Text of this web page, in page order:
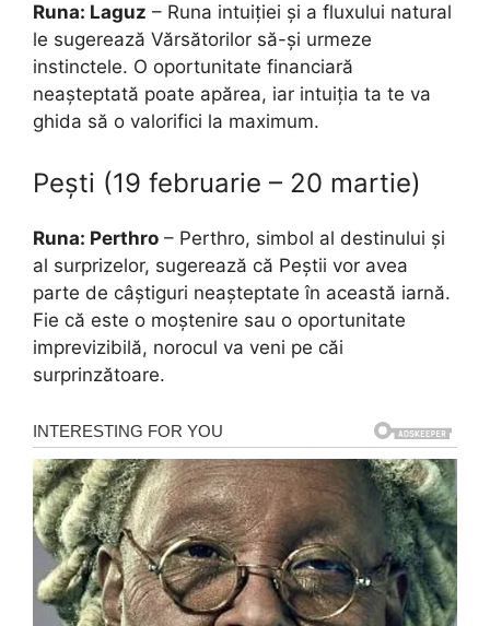
Runa: Laguz – Runa intuiției și a fluxului natural
le sugerează Vărsătorilor să-și urmeze
instinctele. O oportunitate financiară
neașteptată poate apărea, iar intuiția ta te va
ghida să o valorifici la maximum.
Pești (19 februarie – 20 martie)
Runa: Perthro – Perthro, simbol al destinului și
al surprizelor, sugerează că Peștii vor avea
parte de câștiguri neașteptate în această iarnă.
Fie că este o moștenire sau o oportunitate
imprevizibilă, norocul va veni pe căi
surprinzătoare.